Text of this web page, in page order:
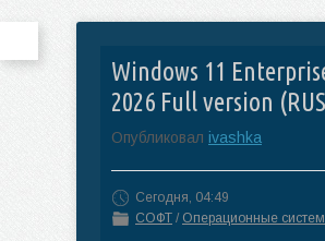
Windows 11
2026 Full version
Опубликовал ivashka
Сегодня, 04:49
СОФТ / Операционные